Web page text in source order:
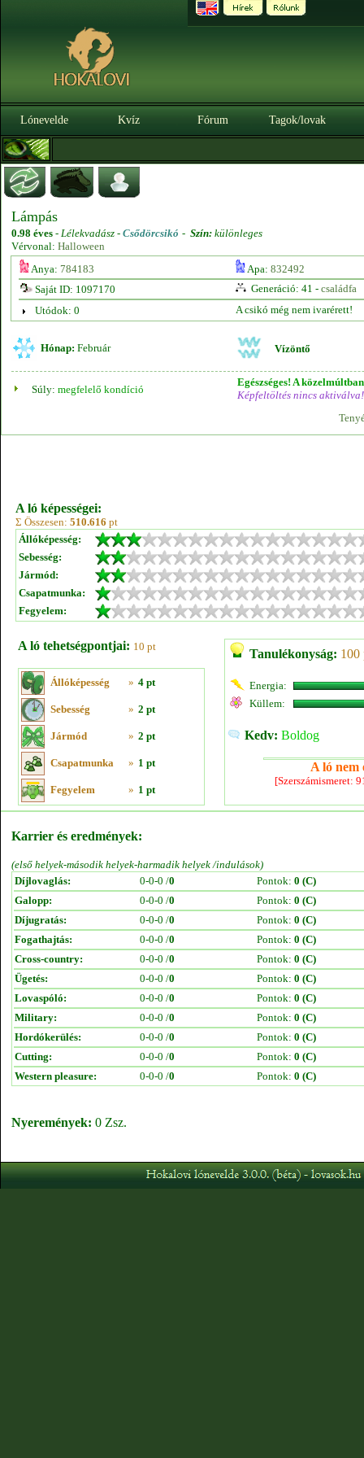
Lónevelde Kvíz Fórum Tagok/lovak
Lámpás
0.98 éves - Lélekvadász - Csődörcsikó - Szín: különleges
Vérvonal: Halloween
Anya: 784183 Apa: 832492
Saját ID: 1097170
Generáció: 41 - családfa
Utódok: 0
A csikó még nem ivarérett!
Hónap: Február Vízöntő
Súly: megfelelő kondíció
Egészséges! A
Képfeltöltés nincs aktiválva!
A ló képességei:
Σ Összesen: 510.616 pt
Állóképesség:
Sebesség:
Jármód:
Csapatmunka:
Fegyelem:
A ló tehetségpontjai: 10 pt
Állóképesség » 4 pt
Sebesség » 2 pt
Jármód » 2 pt
Csapatmunka » 1 pt
Fegyelem » 1 pt
Tanulékonyság: 100
Energia:
Küllem:
Kedv: Boldog
A ló nem
[Szerszámismeret:
Karrier és eredmények:
(első helyek-második helyek-harmadik helyek /indulások)
Díjlovaglás:
0-0-0 /0 Pontok: 0 (C)
Galopp:
0-0-0 /0 Pontok: 0 (C)
Díjugratás:
0-0-0 /0 Pontok: 0 (C)
Fogathajtás:
0-0-0 /0 Pontok: 0 (C)
Cross-country:
0-0-0 /0 Pontok: 0 (C)
Ügetés:
0-0-0 /0 Pontok: 0 (C)
Lovaspóló:
0-0-0 /0 Pontok: 0 (C)
Military:
0-0-0 /0 Pontok: 0 (C)
Hordókerülés:
0-0-0 /0 Pontok: 0 (C)
Cutting:
0-0-0 /0 Pontok: 0 (C)
Western pleasure:
0-0-0 /0 Pontok: 0 (C)
Nyeremények: 0 Zsz.